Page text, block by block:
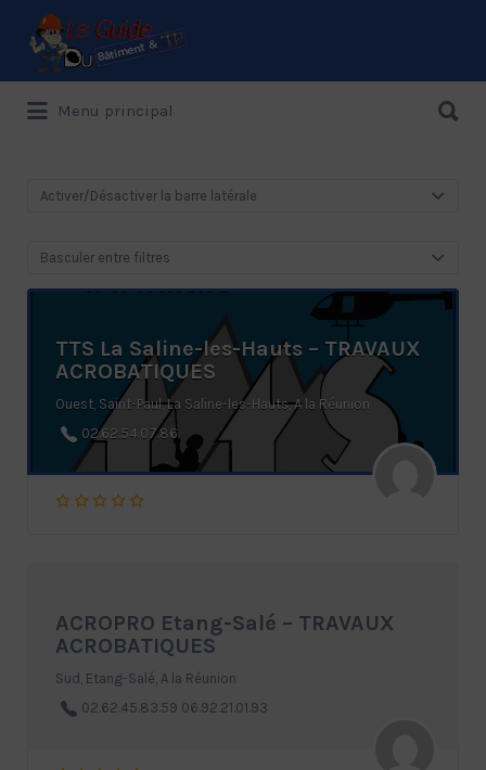
Le Guide de référence depuis 1995
Rechercher:
Menu principal
Activer/Désactiver la barre latérale
Basculer entre filtres
TTS La Saline-les-Hauts – TRAVAUX
ACROBATIQUES
Ouest, Saint-Paul, La Saline-les-Hauts, A la Réunion
02.62.54.07.86
ACROPRO Etang-Salé – TRAVAUX
ACROBATIQUES
Sud, Etang-Salé, A la Réunion
02.62.45.83.59 06.92.21.01.93